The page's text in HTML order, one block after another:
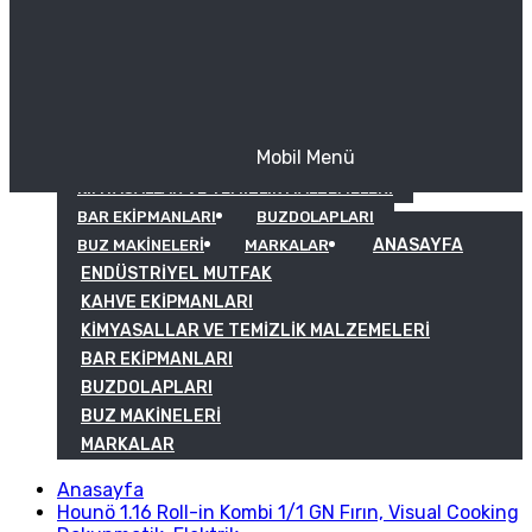
KIMYASALLAR VE TEMIZLIK MALZEMELERI
BAR EKIPMANLARI
BUZDOLAPLARI
BUZ MAKINELERI
MARKALAR
Mobil Menü
ANASAYFA
ENDÜSTRIYEL MUTFAK
KAHVE EKIPMANLARI
KIMYASALLAR VE TEMIZLIK MALZEMELERI
BAR EKIPMANLARI
BUZDOLAPLARI
BUZ MAKINELERI
MARKALAR
Anasayfa
Hounö 1.16 Roll-in Kombi 1/1 GN Fırın, Visual Cooking